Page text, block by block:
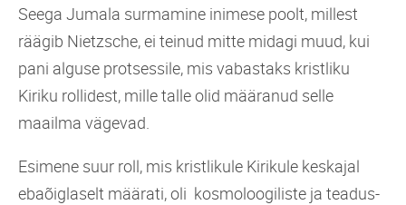
Seega Jumala surmamine inimese poolt, millest
räägib Nietzsche, ei teinud mitte midagi muud, kui
pani alguse protsessile, mis vabastaks kristliku
Kiriku rollidest, mille talle olid määranud selle
maailma vägevad.
Esimene suur roll, mis kristlikule Kirikule keskajal
ebaõiglaselt määrati, oli kosmoloogiliste ja teadus-